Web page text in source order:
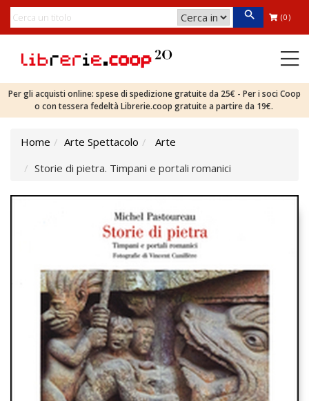
(0)
Per gli acquisti online: spese di spedizione gratuite da 25€ - Per i soci Coop
o con tessera fedeltà Librerie.coop gratuite a partire da 19€.
Home Arte Spettacolo
Arte
Storie di pietra. Timpani e portali romanici